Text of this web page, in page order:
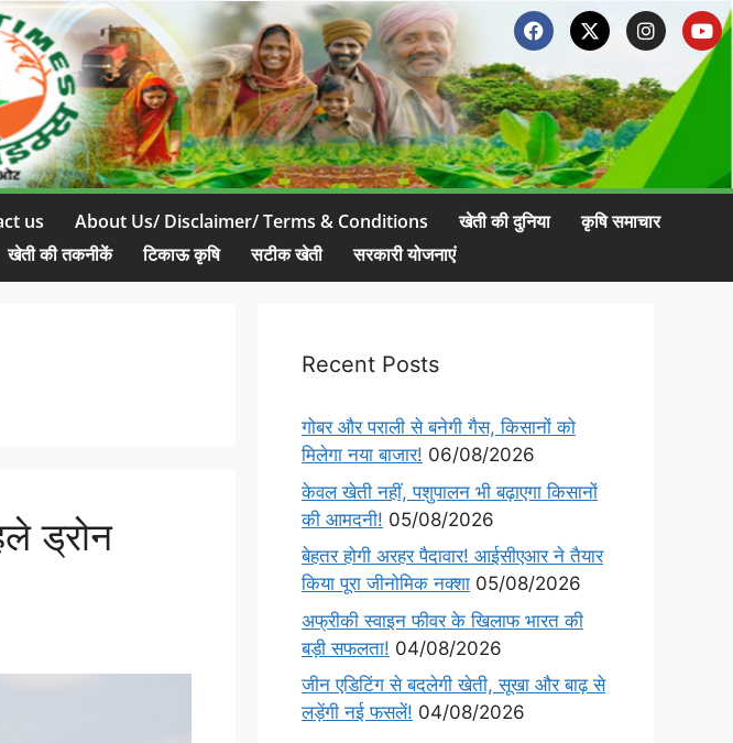
us About Us/ Disclaimer/ Terms & Conditions खेती की दुनिया
कृषि समाचार
खेती की तकनीकें टिकाऊ कृषि सटीक खेती सरकारी योजनाएं
ड्रोन
Recent Posts
गोबर और पराली से बनेगी गैस, किसानों को
मिलेगा नया बाजार! 06/08/2026
केवल खेती नहीं, पशुपालन भी बढ़ाएगा किसानों
की आमदनी! 05/08/2026
बेहतर होगी अरहर पैदावार! आईसीएआर ने तैयार
किया पूरा जीनोमिक नक्शा 05/08/2026
अफ्रीकी स्वाइन फीवर के खिलाफ भारत की
बड़ी सफलता! 04/08/2026
जीन एडिटिंग से बदलेगी खेती, सूखा और बाढ़ से
लड़ेंगी नई फसलें! 04/08/2026